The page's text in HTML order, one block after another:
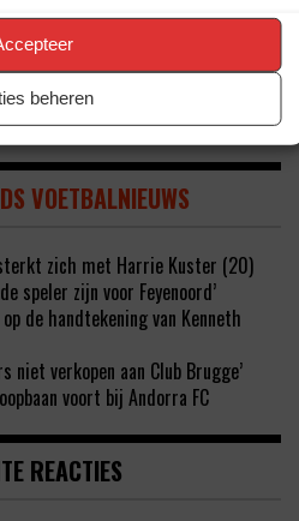
beheren
DEZE ZOMER DAN TOCH VAN
VOETBALNIEUWS
zich met Harrie Kuster (20)
speler zijn voor Feyenoord’
de handtekening van Kenneth
niet verkopen aan Club Brugge’
voort bij Andorra FC
REACTIES